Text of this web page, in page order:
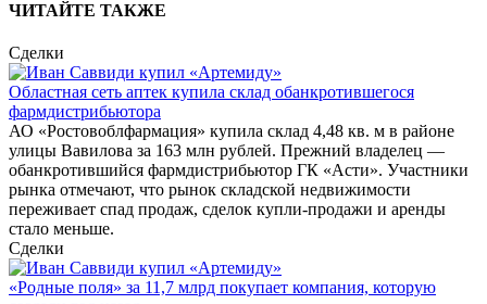
ЧИТАЙТЕ ТАКЖЕ
Сделки
Областная сеть аптек купила склад обанкротившегося
фармдистрибьютора
АО «Ростовоблфармация» купила склад 4,48 кв. м в районе
улицы Вавилова за 163 млн рублей. Прежний владелец —
обанкротившийся фармдистрибьютор ГК «Асти». Участники
рынка отмечают, что рынок складской недвижимости
переживает спад продаж, сделок купли-продажи и аренды
стало меньше.
Сделки
«Родные поля» за 11,7 млрд покупает компания, которую